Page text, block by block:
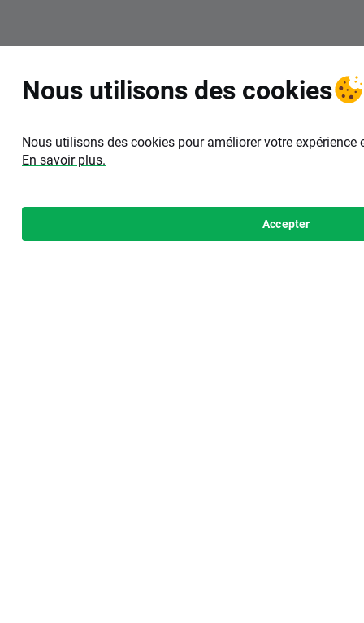
Nous utilisons des cookies
Nous utilisons des cookies pour améliorer votre
En savoir plus.
Accepter